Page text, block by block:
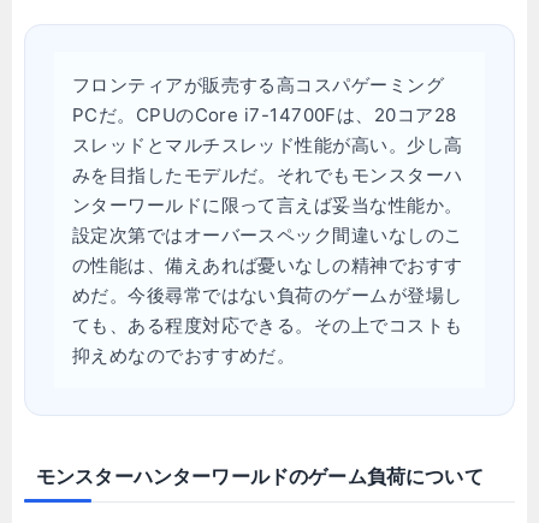
フロンティアが販売する高コスパゲーミング
PCだ。CPUのCore i7-14700Fは、20コア28
スレッドとマルチスレッド性能が高い。少し高
みを目指したモデルだ。それでもモンスターハ
ンターワールドに限って言えば妥当な性能か。
設定次第ではオーバースペック間違いなしのこ
の性能は、備えあれば憂いなしの精神でおすす
めだ。今後尋常ではない負荷のゲームが登場し
ても、ある程度対応できる。その上でコストも
抑えめなのでおすすめだ。
モンスターハンターワールドのゲーム負荷について